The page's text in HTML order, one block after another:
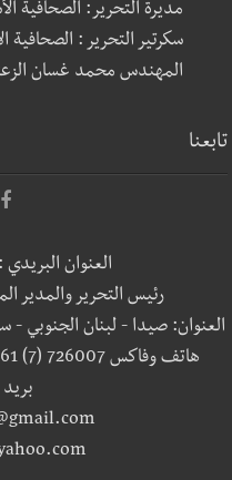
مديرة التحرير: الصحافية
سكرتير التحرير :
المهندس محمد غسان
تابعنا
العنوان
رئيس التحرير والمدير
العنوان: صيدا - لبنان الجنوبي -
هاتف وفاكس 726007 (7) 00961 - خليوي 226013 (3) 00961